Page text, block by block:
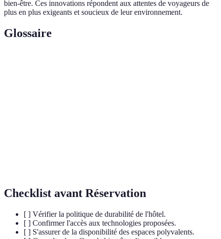
bien-être. Ces innovations répondent aux attentes de voyageurs de
plus en plus exigeants et soucieux de leur environnement.
Glossaire
Checklist avant Réservation
[ ] Vérifier la politique de durabilité de l'hôtel.
[ ] Confirmer l'accès aux technologies proposées.
[ ] S'assurer de la disponibilité des espaces polyvalents.